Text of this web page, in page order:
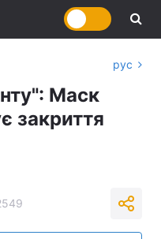
рус
Маск
закриття